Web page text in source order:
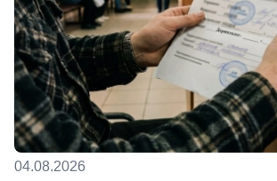
04.08.2026